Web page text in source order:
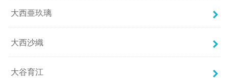
大西亜玖璃
大西沙織
大谷育江